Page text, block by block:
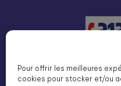
Pour offrir les meilleures
cookies pour stocker et/ou